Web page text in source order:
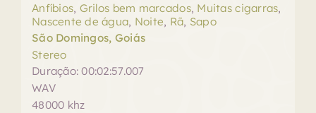
Anfíbios, Grilos bem marcados, Muitas cigarras,
Nascente de água, Noite, Rã, Sapo
São Domingos, Goiás
Stereo
Duração: 00:02:57.007
WAV
48000 khz